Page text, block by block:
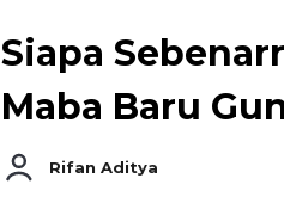
Siapa
Maba Baru
Rifan Aditya